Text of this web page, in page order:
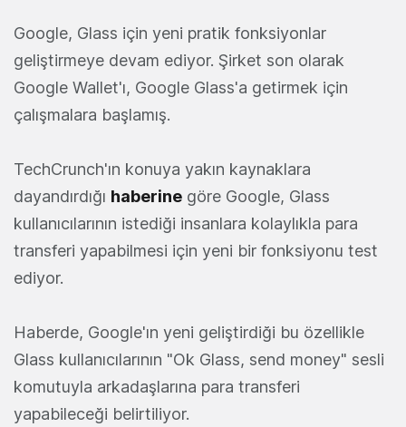
Google, Glass için yeni pratik fonksiyonlar
geliştirmeye devam ediyor. Şirket son olarak
Google Wallet'ı, Google Glass'a getirmek için
çalışmalara başlamış.
TechCrunch'ın konuya yakın kaynaklara
dayandırdığı haberine göre Google, Glass
kullanıcılarının istediği insanlara kolaylıkla para
transferi yapabilmesi için yeni bir fonksiyonu test
ediyor.
Haberde, Google'ın yeni geliştirdiği bu özellikle
Glass kullanıcılarının "Ok Glass, send money" sesli
komutuyla arkadaşlarına para transferi
yapabileceği belirtiliyor.